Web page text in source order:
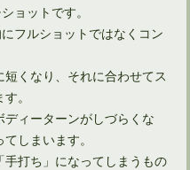
ョットです。
フルショットではなくコン
くなり、それに合わせてス
。
ィーターンがしづらくな
しまいます。
打ち」になってしまうもの